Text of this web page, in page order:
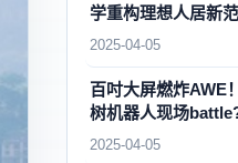
学重构理想人居新
2025-04-05
百吋大屏燃炸AWE
树机器人现场
2025-04-05